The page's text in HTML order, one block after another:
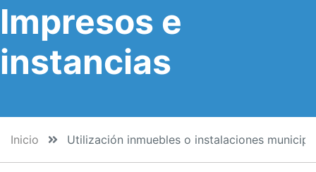
Impresos e
instancias
Inicio Utilización inmuebles o instalaciones